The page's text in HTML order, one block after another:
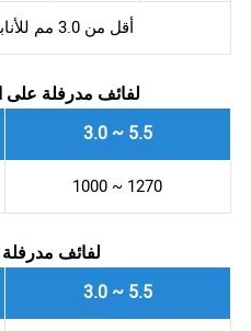
أقل من 3.0 مم للأنابيب والصفائح فقط
لفائف مدرفلة
3.0 ~ 5.5
1000 ~ 1270
لفائف
3.0 ~ 5.5